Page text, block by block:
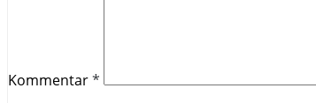
Kommentar*